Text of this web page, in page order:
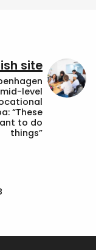
site
level
“These
to do
things”